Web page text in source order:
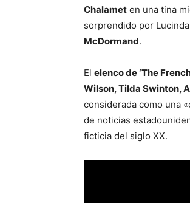
Chalamet en una tina
sorprendido por
McDormand.
El elenco de ‘The
Wilson, Tilda Swinton,
considerada como una
de noticias
ficticia del siglo XX.